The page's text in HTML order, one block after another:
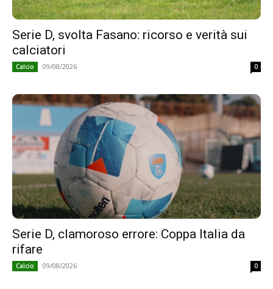
Serie D, svolta Fasano: ricorso e verità sui
calciatori
Calcio 09/08/2026 0
Serie D, clamoroso errore: Coppa Italia da
rifare
Calcio 09/08/2026 0